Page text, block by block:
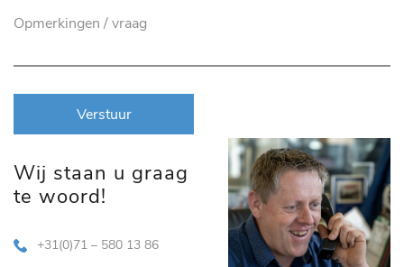
Verstuur
Wij staan u graag
te woord!
+31(0)71 – 580 13 86